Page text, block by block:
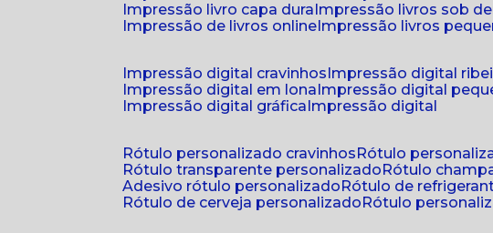
impressão livro capa dura impressão livros sob
impressão de livros online impressão livros
impressão digital cravinhos impressão digital
impressão digital em lona impressão digital
impressão digital gráfica impressão digital
rótulo personalizado cravinhos
rótulo
rótulo transparente personalizado
rótulo
adesivo rótulo personalizado
rótulo de
rótulo de cerveja personalizado
rótulo